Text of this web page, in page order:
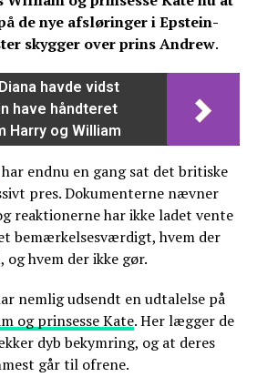
de nye afsløringer i Epstein-
skygger over prins Andrew.
havde vidst
have håndteret
Harry og William
endnu en gang sat det britiske
pres. Dokumenterne nævner
reaktionerne har ikke ladet vente
bemærkelsesværdigt, hvem der
hvem der ikke gør.
nemlig udsendt en udtalelse på
og prinsesse Kate. Her lægger de
dyb bekymring, og at deres
går til ofrene.